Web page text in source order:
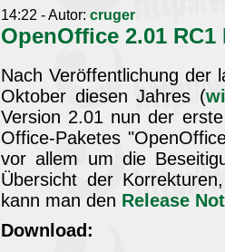
14:22 - Autor: cruger
OpenOffice 2.01 RC1
Nach Veröffentlichung der
Oktober diesen Jahres (
Version 2.01 nun der
Office-Paketes
vor allem um die
Übersicht der
kann man den Release
Download: